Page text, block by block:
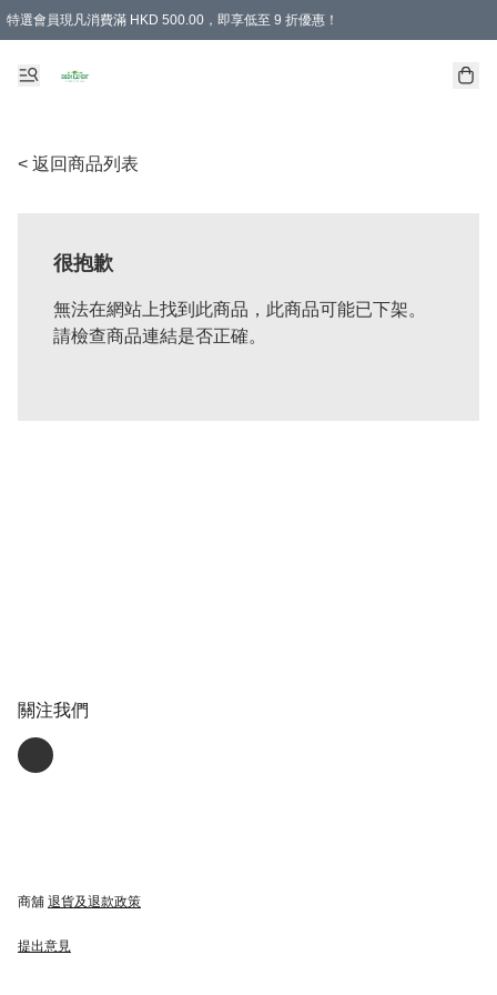
特選會員現凡消費滿 HKD 500.00，即享低至 9 折優惠！
< 返回商品列表
很抱歉
無法在網站上找到此商品，此商品可能已下架。
請檢查商品連結是否正確。
關注我們
商舖 退貨及退款政策
提出意見